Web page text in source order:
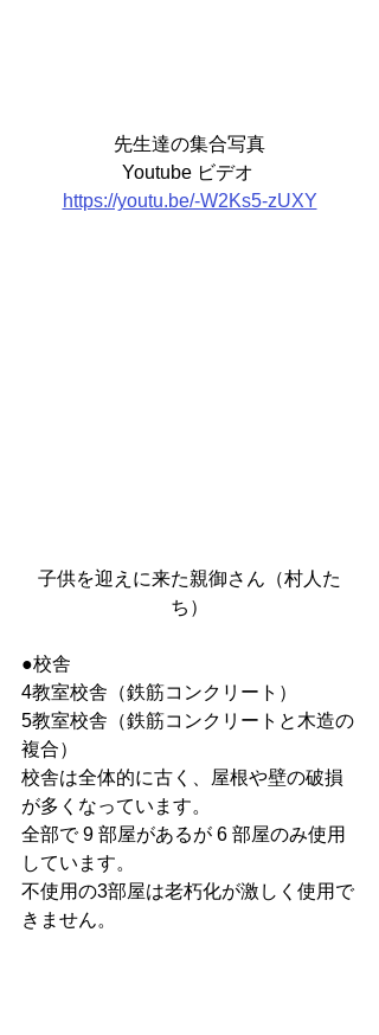
先生達の集合写真
Youtube ビデオ
https://youtu.be/-W2Ks5-zUXY
子供を迎えに来た親御さん（村人た
ち）
●校舎
4教室校舎（鉄筋コンクリート）
5教室校舎（鉄筋コンクリートと木造の
複合）
校舎は全体的に古く、屋根や壁の破損
が多くなっています。
全部で 9 部屋があるが 6 部屋のみ使用
しています。
不使用の3部屋は老朽化が激しく使用で
きません。